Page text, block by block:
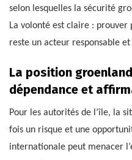
selon lesquelles la sécurité
La volonté est claire : prouver
reste un acteur responsable
La position
dépendance et
Pour les autorités de l’île, la
fois un risque et une
internationale peut menacer